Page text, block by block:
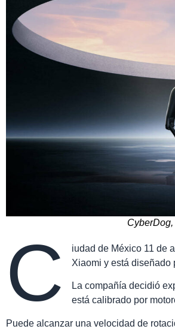
C
iudad de México 11 de
Xiaomi y está diseñado
La compañía decidió
está calibrado por
Puede alcanzar una velocidad de